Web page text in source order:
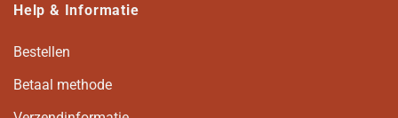
Help & Informatie
Bestellen
Betaal methode